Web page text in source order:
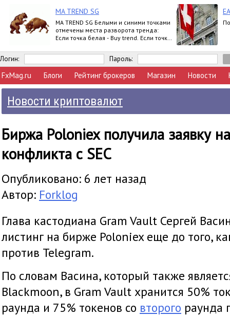
MA TREND SG
MA TREND SG Белыми и синими точками
отмечены места разворота тренда:
Если точка белая - Buy trend. Если точка
Логин: Пароль:
FxMag.ru Блоги Рейтинг брокеров Магазин Новости
Новости криптовалют
Биржа Poloniex получила заявку
конфликта с SEC
Опубликовано: 6 лет назад
Автор: Forklog
Глава кастодиана Gram Vault Сергей
листинг на бирже Poloniex еще до того,
против Telegram.
По словам Васина, который также
Blackmoon, в Gram Vault хранится 50%
раунда и 75% токенов со второго раунда